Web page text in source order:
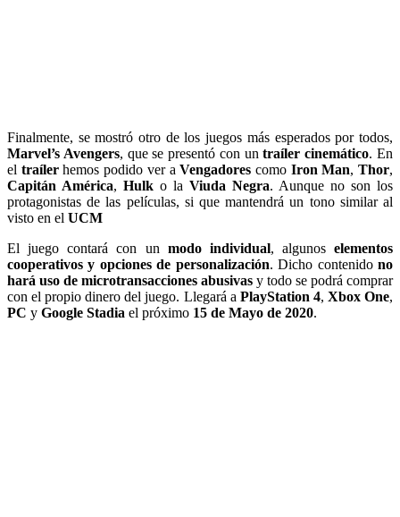
Finalmente, se mostró otro de los juegos más esperados por todos,
Marvel’s Avengers, que se presentó con untraíler cinemático. En
el traílerhemos podido ver aVengadores como Iron Man,Thor,
Capitán América, Hulk o la Viuda Negra. Aunque no son los
protagonistas de las películas, si que mantendrá un tono similar al
visto en el UCM
El juego contará con un modo individual, algunos elementos
cooperativos y opciones de personalización. Dicho contenidono
hará uso de microtransacciones abusivas y todo se podrá comprar
con el propio dinero del juego. Llegará a PlayStation 4, Xbox One,
PC y Google Stadia el próximo 15 de Mayo de 2020.